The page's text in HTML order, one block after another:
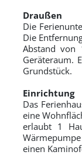
Draußen
Die
Die
Abstand von
Geräteraum.
Grundstück.
Einrichtung
Das
eine
erlaubt 1
einen